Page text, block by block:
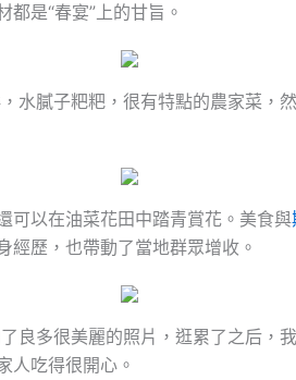
是“春宴”上的甘旨。
水膩子粑粑，很有特點的農家菜，
可以在油菜花田中踏青賞花。美食與
經歷，也帶動了當地群眾增收。
良多很美麗的照片，逛累了之后，
人吃得很開心。